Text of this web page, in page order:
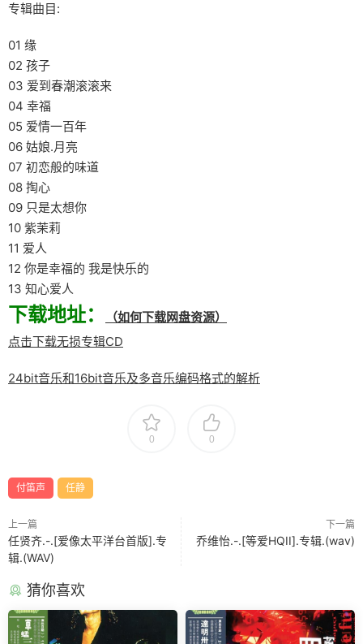
专辑曲目:
01 缘
02 孩子
03 爱到春潮滚滚来
04 幸福
05 爱情一百年
06 姑娘.月亮
07 初恋般的味道
08 掏心
09 只是太想你
10 紫茉莉
11 爱人
12 你是幸福的 我是快乐的
13 知心爱人
下载地址：
（如何下载网盘资源）
点击下载无损专辑CD
24bit音乐和16bit音乐及多音乐编码格式的解析
0 0
付笛声 任静
上一篇
任贤齐.-.[爱像太平洋台首版].专
辑.(WAV)
下一篇
乔维怡.-.[等爱HQII].专辑.(wav)
猜你喜欢